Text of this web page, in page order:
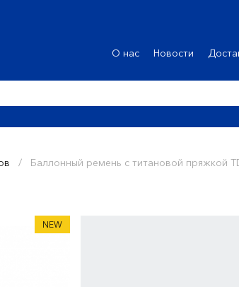
О нас Новости
/ Баллонный ремень с титановой пряжкой
NEW